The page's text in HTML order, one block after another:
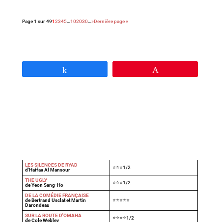
Page 1 sur 4912345…102030…»Dernière page »
LES SILENCES DE RYAD
d'Haifaa Al Mansour
⭐⭐⭐1/2
THE UGLY
de Yeon Sang-Ho
⭐⭐⭐1/2
DE LA COMÉDIE FRANÇAISE
de Bertrand Usclat et Martin
Darondeau
⭐⭐⭐⭐⭐
SUR LA ROUTE D'OMAHA
de Cole Webley
⭐⭐⭐⭐1/2